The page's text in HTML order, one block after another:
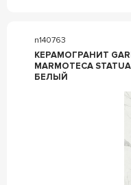
n140763
КЕРАМОГРАНИТ
MARMOTECA
БЕЛЫЙ